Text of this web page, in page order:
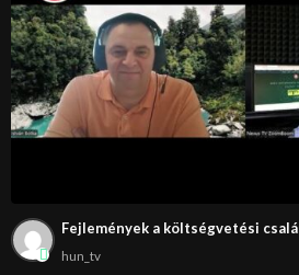
Fejlemények a költségvetési
hun_tv